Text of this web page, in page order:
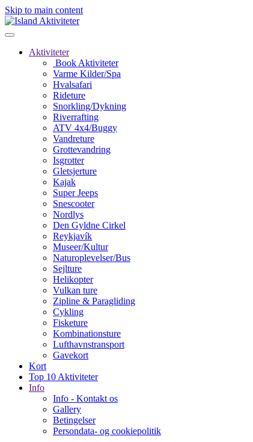
Skip to main content
Aktiviteter
Book Aktiviteter
Varme Kilder/Spa
Hvalsafari
Rideture
Snorkling/Dykning
Riverrafting
ATV 4x4/Buggy
Vandreture
Grottevandring
Isgrotter
Gletsjerture
Kajak
Super Jeeps
Snescooter
Nordlys
Den Gyldne Cirkel
Reykjavík
Museer/Kultur
Naturoplevelser/Bus
Sejlture
Helikopter
Vulkan ture
Zipline & Paragliding
Cykling
Fisketure
Kombinationsture
Lufthavnstransport
Gavekort
Kort
Top 10 Aktiviteter
Info
Info - Kontakt os
Gallery
Betingelser
Persondata- og cookiepolitik